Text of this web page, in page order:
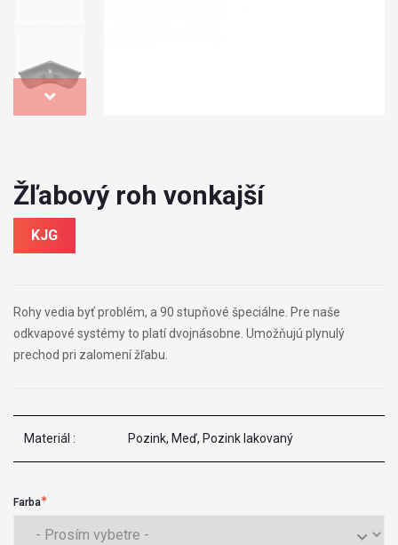
Žľabový roh vonkajší
KJG
Rohy vedia byť problém, a 90 stupňové špeciálne. Pre naše
odkvapové systémy to platí dvojnásobne. Umožňujú plynulý
prechod pri zalomení žľabu.
Materiál : Pozink, Meď, Pozink lakovaný
Farba